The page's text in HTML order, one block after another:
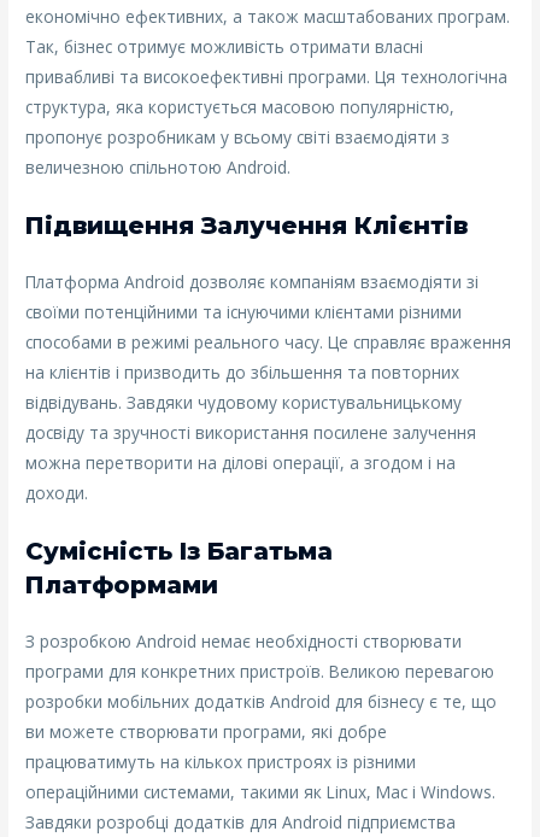
економічно ефективних, а також масштабованих програм.
Так, бізнес отримує можливість отримати власні
привабливі та високоефективні програми. Ця технологічна
структура, яка користується масовою популярністю,
пропонує розробникам у всьому світі взаємодіяти з
величезною спільнотою Android.
Підвищення Залучення Клієнтів
Платформа Android дозволяє компаніям взаємодіяти зі
своїми потенційними та існуючими клієнтами різними
способами в режимі реального часу. Це справляє враження
на клієнтів і призводить до збільшення та повторних
відвідувань. Завдяки чудовому користувальницькому
досвіду та зручності використання посилене залучення
можна перетворити на ділові операції, а згодом і на
доходи.
Сумісність Із Багатьма
Платформами
З розробкою Android немає необхідності створювати
програми для конкретних пристроїв. Великою перевагою
розробки мобільних додатків Android для бізнесу є те, що
ви можете створювати програми, які добре
працюватимуть на кількох пристроях із різними
операційними системами, такими як Linux, Mac і Windows.
Завдяки розробці додатків для Android підприємства